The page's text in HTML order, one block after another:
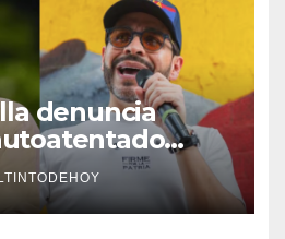
denuncia
decisión de